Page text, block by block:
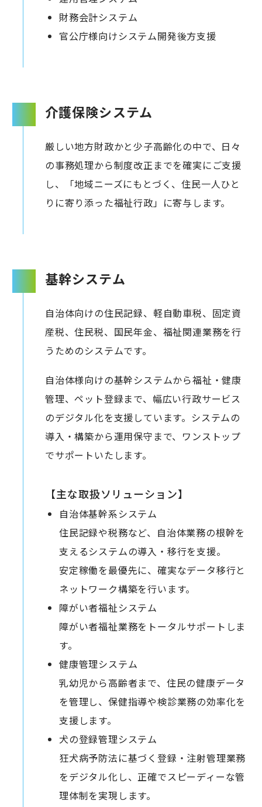
財務会計システム
官公庁様向けシステム開発後方支援
介護保険システム
厳しい地方財政かと少子高齢化の中で、日々
の事務処理から制度改正までを確実にご支援
し、「地域ニーズにもとづく、住民一人ひと
りに寄り添った福祉行政」に寄与します。
基幹システム
自治体向けの住民記録、軽自動車税、固定資
産税、住民税、国民年金、福祉関連業務を行
うためのシステムです。
自治体様向けの基幹システムから福祉・健康
管理、ペット登録まで、幅広い行政サービス
のデジタル化を支援しています。システムの
導入・構築から運用保守まで、ワンストップ
でサポートいたします。
【主な取扱ソリューション】
自治体基幹系システム
住民記録や税務など、自治体業務の根幹を
支えるシステムの導入・移行を支援。
安定稼働を最優先に、確実なデータ移行と
ネットワーク構築を行います。
障がい者福祉システム
障がい者福祉業務をトータルサポートしま
す。
健康管理システム
乳幼児から高齢者まで、住民の健康データ
を管理し、保健指導や検診業務の効率化を
支援します。
犬の登録管理システム
狂犬病予防法に基づく登録・注射管理業務
をデジタル化し、正確でスピーディーな管
理体制を実現します。